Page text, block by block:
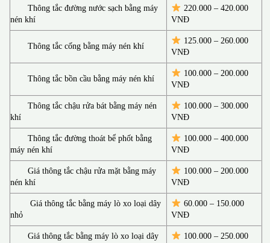
Thông tắc đường nước sạch bằng máy
nén khí
220.000 – 420.000
VNĐ
Thông tắc cống bằng máy nén khí
125.000 – 260.000
VNĐ
Thông tắc bồn cầu bằng máy nén khí
100.000 – 200.000
VNĐ
Thông tắc chậu rửa bát bằng máy nén
khí
100.000 – 300.000
VNĐ
Thông tắc đường thoát bể phốt bằng
máy nén khí
100.000 – 400.000
VNĐ
Giá thông tắc chậu rửa mặt bằng máy
nén khí
100.000 – 200.000
VNĐ
Giá thông tắc bằng máy lò xo loại dây
nhỏ
60.000 – 150.000
VNĐ
Giá thông tắc bằng máy lò xo loại dây
100.000 – 250.000